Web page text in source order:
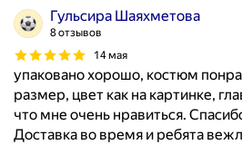
Гульсира Шаяхметова
8 отзывов
14 мая
упаковано хорошо, костюм
размер, цвет как на картинке,
что мне очень нравиться.
Доставка во время и ребята